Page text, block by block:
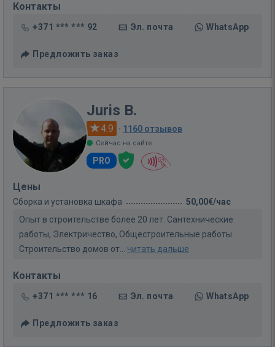
Контакты
+371 *** *** 92 Эл. почта WhatsApp
Предложить заказ
Juris B.
4.9 · 1160 отзывов
Сейчас на сайте
PRO
Цены
Сборка и установка шкафа
50,00€/час
Опыт в строительстве более 20 лет. Сантехнические
работы, Электричество, Общестроительные работы.
Строительство домов от... читать дальше
Контакты
+371 *** *** 16 Эл. почта WhatsApp
Предложить заказ